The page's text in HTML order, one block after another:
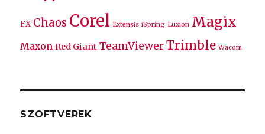
FX Chaos Corel Extensis iSpring Luxion Magix
Maxon Red Giant TeamViewer Trimble Wacom
SZOFTVEREK